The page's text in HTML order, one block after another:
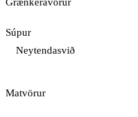
Súpur
Neytendasvið
Matvörur